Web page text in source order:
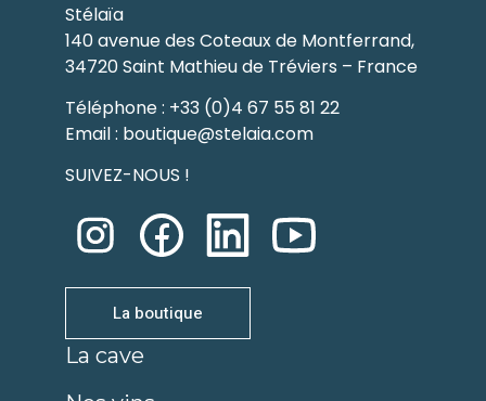
Stélaïa
140 avenue des Coteaux de Montferrand,
34720 Saint Mathieu de Tréviers – France
Téléphone : +33 (0)4 67 55 81 22
Email : boutique@stelaia.com
SUIVEZ-NOUS !
La boutique
La cave